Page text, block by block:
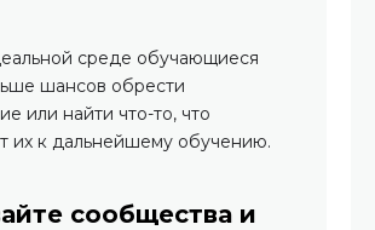
среде обучающиеся
шансов обрести
или найти что-то, что
их к дальнейшему обучению.
сообщества и